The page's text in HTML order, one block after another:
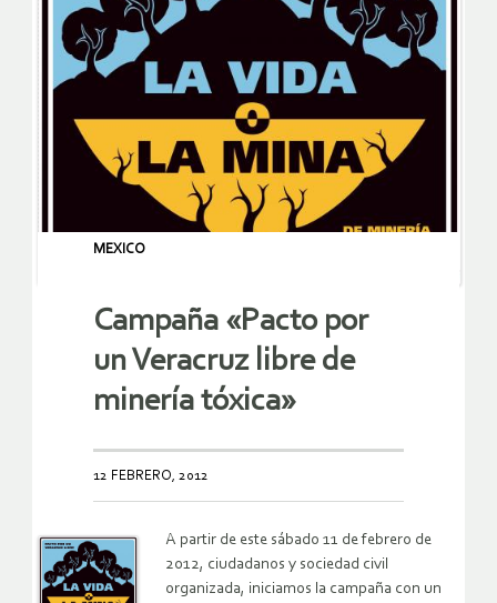
MEXICO
Campaña «Pacto por
un Veracruz libre de
minería tóxica»
12 FEBRERO, 2012
A partir de este sábado 11 de febrero de
2012, ciudadanos y sociedad civil
organizada, iniciamos la campaña con un